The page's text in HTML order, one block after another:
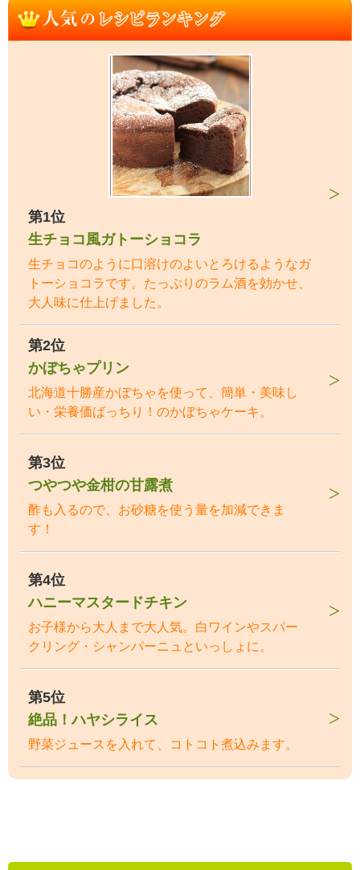
第1位
生チョコ風ガトーショコラ
生チョコのように口溶けのよいとろけるようなガ
トーショコラです。たっぷりのラム酒を効かせ、
大人味に仕上げました。
第2位
かぼちゃプリン
北海道十勝産かぼちゃを使って、簡単・美味し
い・栄養価ばっちり！のかぼちゃケーキ。
第3位
つやつや金柑の甘露煮
酢も入るので、お砂糖を使う量を加減できま
す！
第4位
ハニーマスタードチキン
お子様から大人まで大人気。白ワインやスパー
クリング・シャンパーニュといっしょに。
第5位
絶品！ハヤシライス
野菜ジュースを入れて、コトコト煮込みます。